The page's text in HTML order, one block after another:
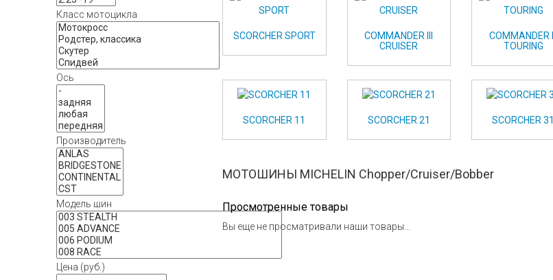
Класс мотоцикла
Ось
Производитель
Модель шин
Цена (руб.)
SCORCHER SPORT
COMMANDER III
CRUISER
COMMANDER III
TOURING
SCORCHER 11 SCORCHER 21 SCORCHER 31
МОТОШИНЫ MICHELIN Chopper/Cruiser/Bobber
Просмотренные товары
Вы еще не просматривали наши товары...